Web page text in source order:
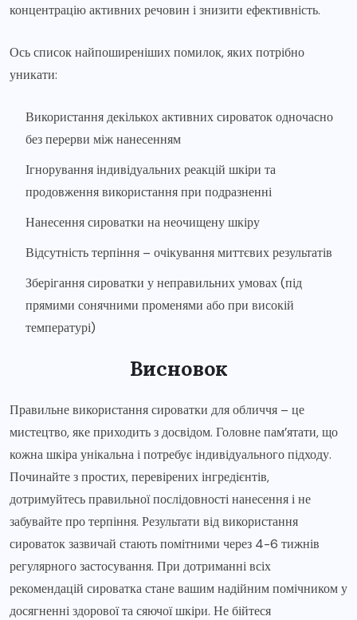
концентрацію активних речовин і знизити ефективність.
Ось список найпоширеніших помилок, яких потрібно
уникати:
Використання декількох активних сироваток одночасно
без перерви між нанесенням
Ігнорування індивідуальних реакцій шкіри та
продовження використання при подразненні
Нанесення сироватки на неочищену шкіру
Відсутність терпіння – очікування миттєвих результатів
Зберігання сироватки у неправильних умовах (під
прямими сонячними променями або при високій
температурі)
Висновок
Правильне використання сироватки для обличчя – це
мистецтво, яке приходить з досвідом. Головне пам’ятати, що
кожна шкіра унікальна і потребує індивідуального підходу.
Починайте з простих, перевірених інгредієнтів,
дотримуйтесь правильної послідовності нанесення і не
забувайте про терпіння. Результати від використання
сироваток зазвичай стають помітними через 4-6 тижнів
регулярного застосування. При дотриманні всіх
рекомендацій сироватка стане вашим надійним помічником у
досягненні здорової та сяючої шкіри. Не бійтеся